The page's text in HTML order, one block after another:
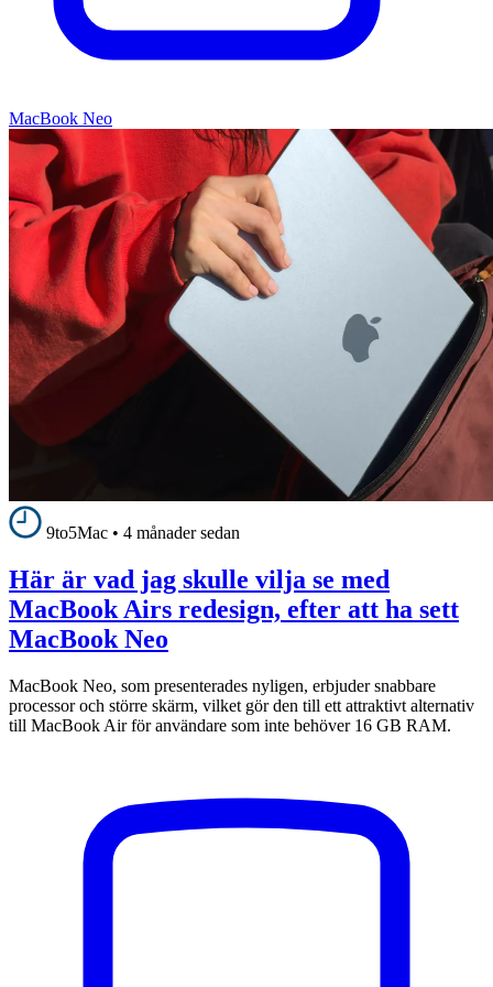
MacBook Neo
9to5Mac • 4 månader sedan
Här är vad jag skulle vilja se med
MacBook Airs redesign, efter att ha sett
MacBook Neo
MacBook Neo, som presenterades nyligen, erbjuder snabbare
processor och större skärm, vilket gör den till ett attraktivt alternativ
till MacBook Air för användare som inte behöver 16 GB RAM.